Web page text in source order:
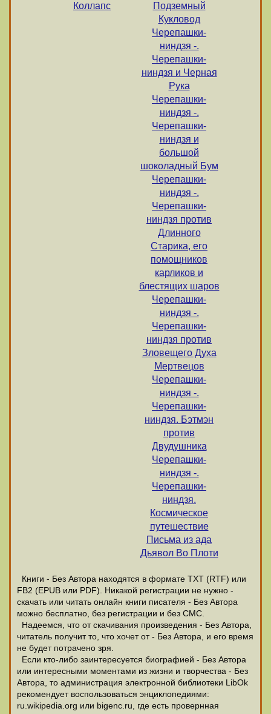
Коллапс
Подземный
Кукловод
Черепашки-
ниндзя -.
Черепашки-
ниндзя и Черная
Рука
Черепашки-
ниндзя -.
Черепашки-
ниндзя и
большой
шоколадный Бум
Черепашки-
ниндзя -.
Черепашки-
ниндзя против
Длинного
Старика, его
помощников
карликов и
блестящих шаров
Черепашки-
ниндзя -.
Черепашки-
ниндзя против
Зловещего Духа
Мертвецов
Черепашки-
ниндзя -.
Черепашки-
ниндзя. Бэтмэн
против
Двудушника
Черепашки-
ниндзя -.
Черепашки-
ниндзя.
Космическое
путешествие
Письма из ада
Дьявол Во Плоти
Книги - Без Автора находятся в формате ТХТ (RTF) или
FB2 (EPUB или PDF). Никакой регистрации не нужно -
скачать или читать онлайн книги писателя - Без Автора
можно бесплатно, без регистрации и без СМС.
Надеемся, что от скачивания произведения - Без Автора,
читатель получит то, что хочет от - Без Автора, и его время
не будет потрачено зря.
Если кто-либо заинтересуется биографией - Без Автора
или интересными моментами из жизни и творчества - Без
Автора, то администрация электронной библиотеки LibOk
рекомендует воспользоваться энциклопедиями:
ru.wikipedia.org или bigenc.ru, где есть провернная